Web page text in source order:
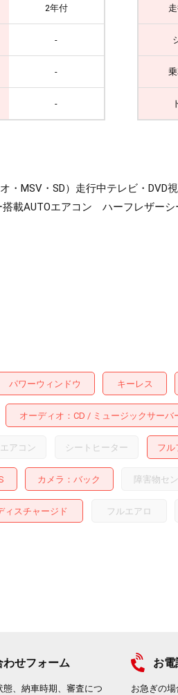
2年付
-
-
-
・MSV・SD）走行中テレビ・
載AUTOエアコン ハーフレザー
パワーウィンドウ キーレス
オーディオ CD ミュージックサーバ
アコン シートヒーター フル
カメラ バック 障害物セ
ィスチャージド フルエアロ
わせフォーム
態、納車時期、審査につ
お
お急ぎの